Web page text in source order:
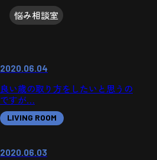
悩み相談室
2020.06.04
良い歳の取り方をしたいと思うの
ですが…
LIVING ROOM
2020.06.03